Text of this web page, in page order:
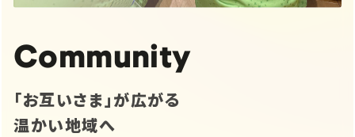
Community
「お互いさま」が広がる
温かい地域へ